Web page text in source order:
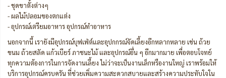
- ชุดขาตั้งต่างๆ
- ผลไม้ปลอมของตกแต่ง
- อุปกรณ์เตรียมอาหาร อุปกรณ์ทำอาหาร
นอกจากนี้ เรายังมีอุปกรณ์บุฟเฟ่ต์และอุปกกรณ์จัดเลี้ยงอีกหลากหลาย เช่น ถ้วย
ขนม ถ้วยสลัด แก้วเบียร์ ภาชนะไม้ และอุปกรณ์อื่น ๆ อีกมากมาย เพื่อตอบโจทย์
ทุกความต้องการในการจัดงานเลี้ยง ไม่ว่าจะเป็นงานเล็กหรืองานใหญ่ เราพร้อมให้
บริการอุปกรณ์ครบครัน ที่ช่วยเพิ่มความสะดวกสบายและสร้างความประทับใจใน